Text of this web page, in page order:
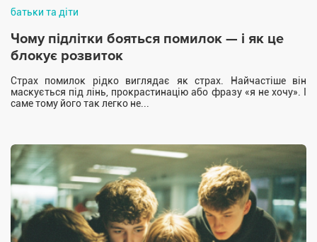
батьки та діти
Чому підлітки бояться помилок — і як це
блокує розвиток
Страх помилок рідко виглядає як страх. Найчастіше він
маскується під лінь, прокрастинацію або фразу «я не хочу». І
саме тому його так легко не...